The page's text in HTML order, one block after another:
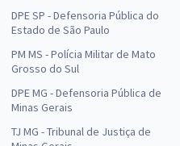
DPE SP - Defensoria Pública do
Estado de São Paulo
PM MS - Polícia Militar de Mato
Grosso do Sul
DPE MG - Defensoria Pública de
Minas Gerais
TJ MG - Tribunal de Justiça de